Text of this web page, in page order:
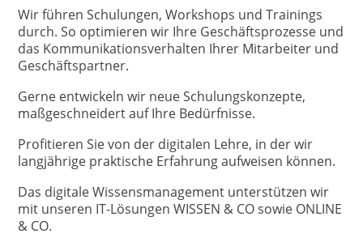
Wir führen Schulungen, Workshops und Trainings
durch. So optimieren wir Ihre Geschäftsprozesse und
das Kommunikationsverhalten Ihrer Mitarbeiter und
Geschäftspartner.
Gerne entwickeln wir neue Schulungskonzepte,
maßgeschneidert auf Ihre Bedürfnisse.
Profitieren Sie von der digitalen Lehre, in der wir
langjährige praktische Erfahrung aufweisen können.
Das digitale Wissensmanagement unterstützen wir
mit unseren IT-Lösungen WISSEN & CO sowie ONLINE
& CO.